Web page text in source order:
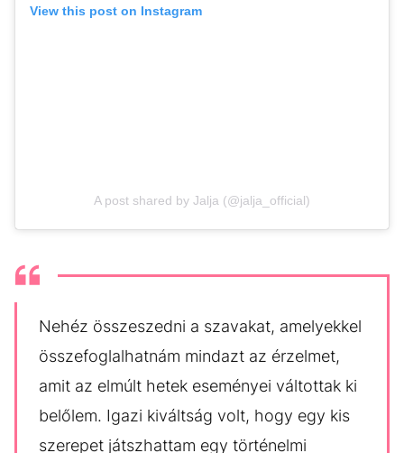
View this post on Instagram
A post shared by Jalja (@jalja_official)
Nehéz összeszedni a szavakat, amelyekkel
összefoglalhatnám mindazt az érzelmet,
amit az elmúlt hetek eseményei váltottak ki
belőlem. Igazi kiváltság volt, hogy egy kis
szerepet játszhattam egy történelmi